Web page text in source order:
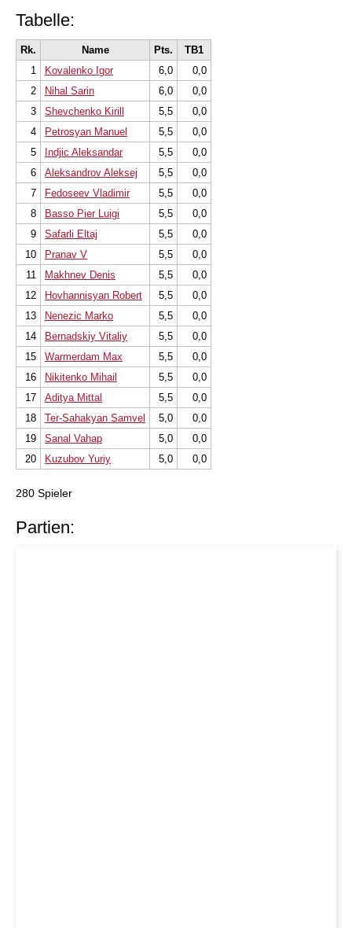
Tabelle:
Rk. Name Pts.
TB1
1
Kovalenko Igor 6,0
0,0
2
Nihal Sarin 6,0
0,0
3
Shevchenko Kirill 5,5
0,0
4
Petrosyan Manuel 5,5
0,0
5
Indjic Aleksandar 5,5
0,0
6
Aleksandrov Aleksej 5,5
0,0
7
Fedoseev Vladimir 5,5
0,0
8
Basso Pier Luigi 5,5
0,0
9
Safarli Eltaj 5,5
0,0
10
Pranav V 5,5
0,0
11
Makhnev Denis 5,5
0,0
12
Hovhannisyan Robert 5,5
0,0
13
Nenezic Marko 5,5
0,0
14
Bernadskiy Vitaliy 5,5
0,0
15
Warmerdam Max 5,5
0,0
16
Nikitenko Mihail 5,5
0,0
17
Aditya Mittal 5,5
0,0
18
Ter-Sahakyan Samvel 5,0
0,0
19
Sanal Vahap 5,0
0,0
20
Kuzubov Yuriy 5,0 0,0
280 Spieler
Partien: